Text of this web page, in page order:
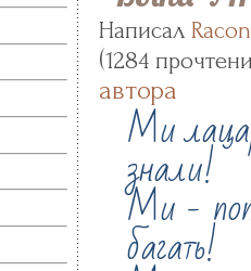
Написал Racon
(1284
автора
Ми
знали!
Ми -
багать!